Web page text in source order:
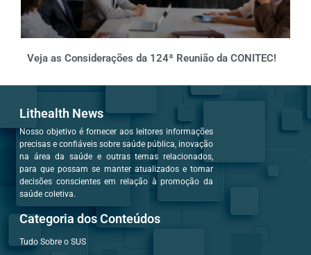
Veja as Considerações da 124ª Reunião da CONITEC!
Lithealth News
Nosso objetivo é fornecer aos leitores informações
precisas e confiáveis sobre saúde pública, inovação
na área da saúde e outras temas relacionados,
para que possam se manter atualizados e tomar
decisões conscientes em relação à promoção da
saúde coletiva.
Categoria dos Conteúdos
Tudo Sobre o SUS